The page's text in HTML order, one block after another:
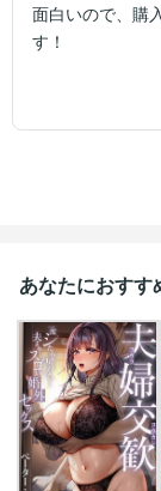
面白いので、購
す！
あなたにおすす